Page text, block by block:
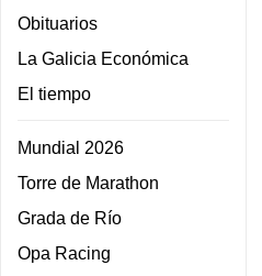
Obituarios
La Galicia Económica
El tiempo
Mundial 2026
Torre de Marathon
Grada de Río
Opa Racing